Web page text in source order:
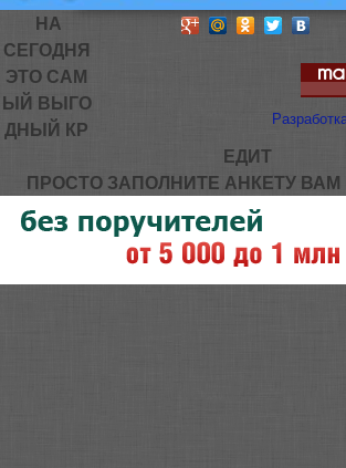
НА
СЕГОДНЯ
ЭТО САМ
ЫЙ ВЫГО
ДНЫЙ КР
ЕДИТ
ПРОСТО ЗАПОЛНИТЕ АНКЕТУ